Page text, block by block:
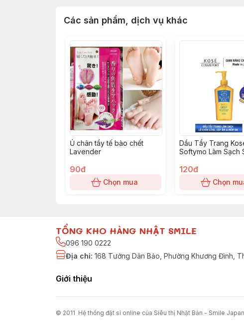
Các sản phẩm, dịch vụ khác
Ủ chân tẩy tế bào chết
Lavender
90đ
Chọn mua
Dầu Tẩy Trang
Softymo Làm Sạch
đậm
120đ
Chọn
TỔNG KHO HÀNG NHẬT SMILE
096 190 0222
Địa chỉ: 168 Tưởng Dân Bảo, Phường Khương Đình,
Giới thiệu
© 2011 Hệ thống đặt sỉ online của Siêu thị Nhật Bản - Smile